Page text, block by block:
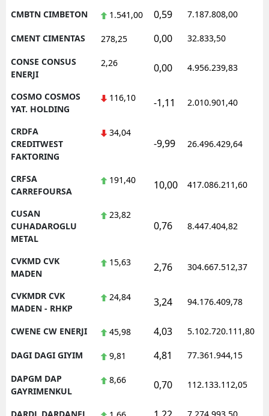
CMBTN CIMBETON 1.541,00 0,59 7.187.808,00
CMENT CIMENTAS 278,25 0,00 32.833,50
CONSE CONSUS
ENERJI
2,26 0,00 4.956.239,83
COSMO COSMOS
YAT. HOLDING
116,10 -1,11 2.010.901,40
CRDFA
CREDITWEST
FAKTORING
34,04
-9,99 26.496.429,64
CRFSA
CARREFOURSA
191,40 10,00 417.086.211,60
CUSAN
CUHADAROGLU
METAL
23,82
0,76 8.447.404,82
CVKMD CVK
MADEN
15,63 2,76 304.667.512,37
CVKMDR CVK
MADEN - RHKP
24,84 3,24 94.176.409,78
CWENE CW ENERJI 45,98 4,03 5.102.720.111,80
DAGI DAGI GIYIM 9,81 4,81 77.361.944,15
DAPGM DAP
GAYRIMENKUL
8,66 0,70 112.133.112,05